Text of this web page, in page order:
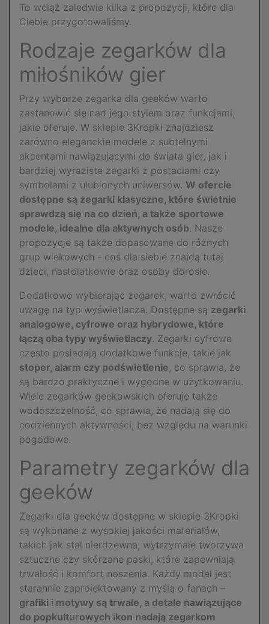
To wciąż zaledwie kilka z propozycji, które dla
Ciebie przygotowaliśmy.
Rodzaje zegarków dla
miłośników gier
Przy wyborze zegarka dla geeków warto
zastanowić się nad jego stylem oraz funkcjami,
jakie oferuje. W sklepie 3Kropki znajdziesz
zarówno eleganckie modele z subtelnymi
akcentami nawiązującymi do świata gier, jak i
bardziej wyraziste zegarki z postaciami czy
symbolami z ulubionych uniwersów. W ofercie
dostępne są zegarki klasyczne, które świetnie
sprawdzą się na co dzień, a także sportowe
modele, idealne dla aktywnych osób. Nasze
propozycje są także dopasowane do różnych
grup wiekowych - coś dla siebie znajdą tutaj
dzieci, nastolatkowie oraz osoby dorosłe.
Dodatkowo wybierając zegarek, warto zwrócić
uwagę na typ wyświetlacza. Dostępne są zegarki
analogowe, cyfrowe oraz hybrydowe, które
łączą oba typy wyświetlaczy. Zegarki cyfrowe
często posiadają dodatkowe funkcje, takie jak
stoper, alarm czy podświetlenie, co sprawia, że
są bardzo praktyczne i wygodne w użytkowaniu.
Wiele zegarków geekowskich oferuje także
wodoszczelność, co sprawia, że nadają się do
codziennych aktywności, bez względu na warunki
pogodowe.
Parametry zegarków dla
geeków
Zegarki dla geeków dostępne w sklepie 3Kropki
są wykonane z wysokiej jakości materiałów,
takich jak stal nierdzewna, wytrzymałe tworzywa
sztuczne czy skórzane paski, które zapewniają
trwałość i komfort noszenia. Każdy model jest
starannie zaprojektowany z myślą o fanach –
grafiki i motywy są trwałe, a detale nawiązujące
do popkulturowych ikon nadają zegarkom